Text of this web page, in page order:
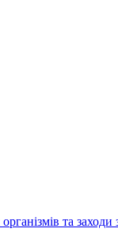
та заходи